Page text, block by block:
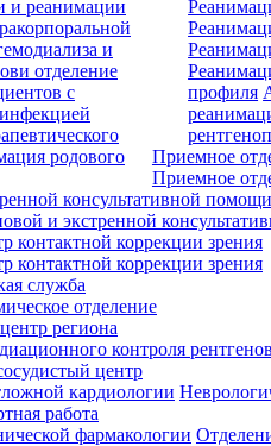
и реанимации
и
отделение
с
родового
профиля
Приемное
Приемное
консультативной
и экстренной
контактной коррекции зрения
контактной коррекции зрения
служба
отделение
региона
контроля
центр
кардиологии
работа
фармакологии